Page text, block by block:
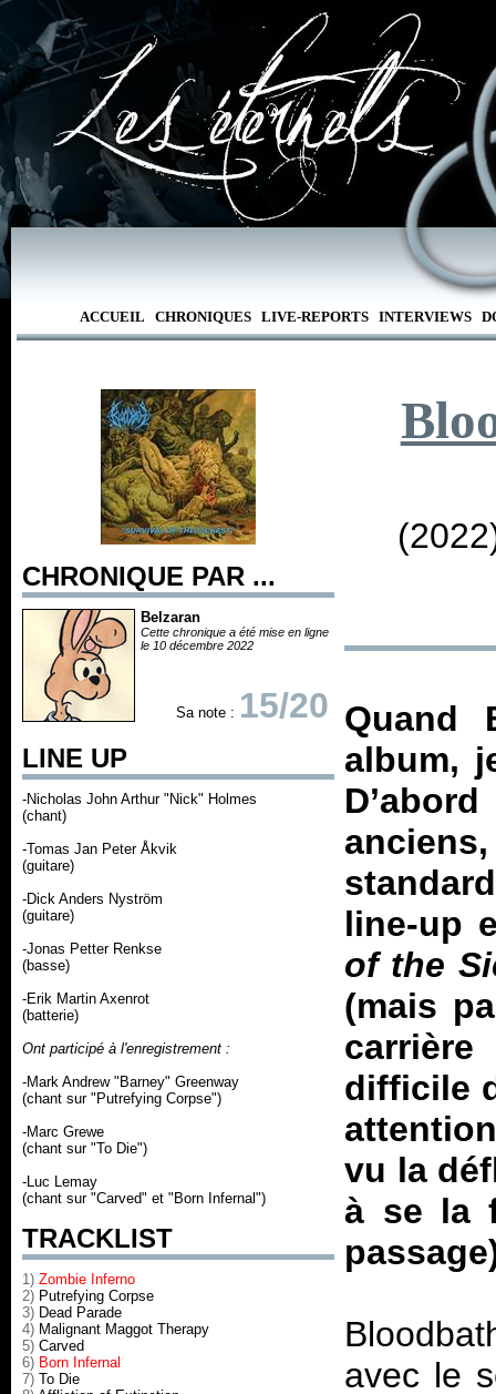
ACCUEIL CHRONIQUES LIVE-REPORTS INTERVIEWS
CHRONIQUE PAR ...
Belzaran
Cette chronique a été mise en ligne
le 10 décembre 2022
Sa note : 15/20
LINE UP
-Nicholas John Arthur "Nick" Holmes
(chant)
-Tomas Jan Peter Åkvik
(guitare)
-Dick Anders Nyström
(guitare)
-Jonas Petter Renkse
(basse)
-Erik Martin Axenrot
(batterie)
Ont participé à l'enregistrement :
-Mark Andrew "Barney" Greenway
(chant sur "Putrefying Corpse")
-Marc Grewe
(chant sur "To Die")
-Luc Lemay
(chant sur "Carved" et "Born Infernal")
TRACKLIST
1) Zombie Inferno
2) Putrefying Corpse
3) Dead Parade
4) Malignant Maggot Therapy
5) Carved
6) Born Infernal
7) To Die
Quand
album,
line-up
of the
(mais
difficile
vu la
à se la
avec le